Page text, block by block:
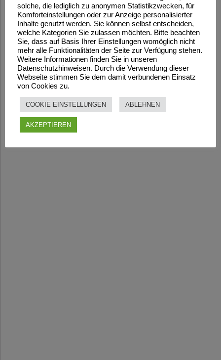
solche, die lediglich zu anonymen Statistikzwecken, für
Komforteinstellungen oder zur Anzeige personalisierter
Inhalte genutzt werden. Sie können selbst entscheiden,
welche Kategorien Sie zulassen möchten. Bitte beachten
Sie, dass auf Basis Ihrer Einstellungen womöglich nicht
mehr alle Funktionalitäten der Seite zur Verfügung stehen.
Weitere Informationen finden Sie in unseren
Datenschutzhinweisen. Durch die Verwendung dieser
Webseite stimmen Sie dem damit verbundenen Einsatz
von Cookies zu.
COOKIE EINSTELLUNGEN ABLEHNEN
AKZEPTIEREN